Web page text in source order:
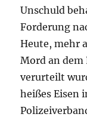
Unschuld
Forderung
Heute, mehr
Mord an dem
verurteilt
heißes Eisen